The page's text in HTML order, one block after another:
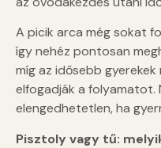
A picik arca még sokat
így nehéz pontosan
míg az idősebb
elfogadják a folyamatot.
elengedhetetlen, ha
Pisztoly vagy tű: